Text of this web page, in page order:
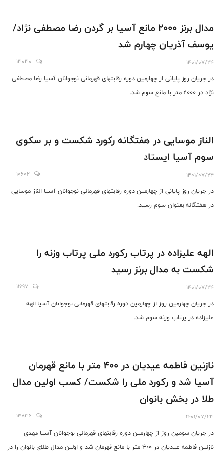
مدال برنز ۲۰۰۰ مانع آسیا بر گردن رضا مصطفی نژاد/
یوسف آذریان چهارم شد
1401/07/24
13030
در جریان روز پایانی از چهارمین دوره رقابتهای قهرمانی نوجوانان آسیا رضا مصطفی
نژاد در ۲۰۰۰ متر با مانع سوم شد.
الناز موسایی در هفتگانه رکورد شکست و بر سکوی
سوم آسیا ایستاد
1401/07/24
10602
در جریان روز پایانی از چهارمین دوره رقابتهای قهرمانی نوجوانان آسیا الناز موسایی
در هفتگانه بعنوان سوم رسید.
الهه علیزاده در پرتاب رکورد ملی پرتاب وزنه را
شکست به مدال برنز رسید
1401/07/24
11697
در جریان چهارمین روز از چهارمین دوره رقابتهای قهرمانی نوجوانان آسیا الهه
علیزاده در پرتاب وزنه سوم شد.
نازنین فاطمه عیدیان در ۴۰۰ متر با مانع قهرمان
آسیا شد و رکورد ملی را شکست/ کسب اولین مدال
طلا در بخش بانوان
1401/07/23
14836
در جریان سومین روز از چهارمین دوره رقابتهای قهرمانی نوجوانان آسیا مهدی
نازنین فاطمه عیدیان در ۴۰۰ متر با مانع قهرمان شد و اولین مدال طلای بانوان را در